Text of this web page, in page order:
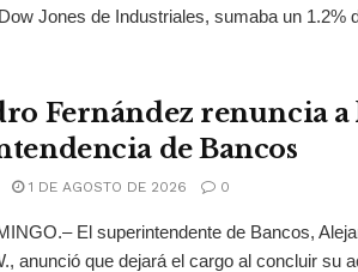
Jones de Industriales, sumaba un 1.2%
Fernández renuncia a
de Bancos
1 DE AGOSTO DE 2026 0
El superintendente de Bancos,
anunció que dejará el cargo al concluir su